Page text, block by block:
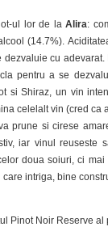
ul lor de laAlira:
(14.7%).
cu
pentru a se
si Shiraz, un vin
celelalt vin (cred ca
prune si cirese
iar vinul reuseste
doua soiuri, ci
intriga, bine
Pinot Noir Reserve